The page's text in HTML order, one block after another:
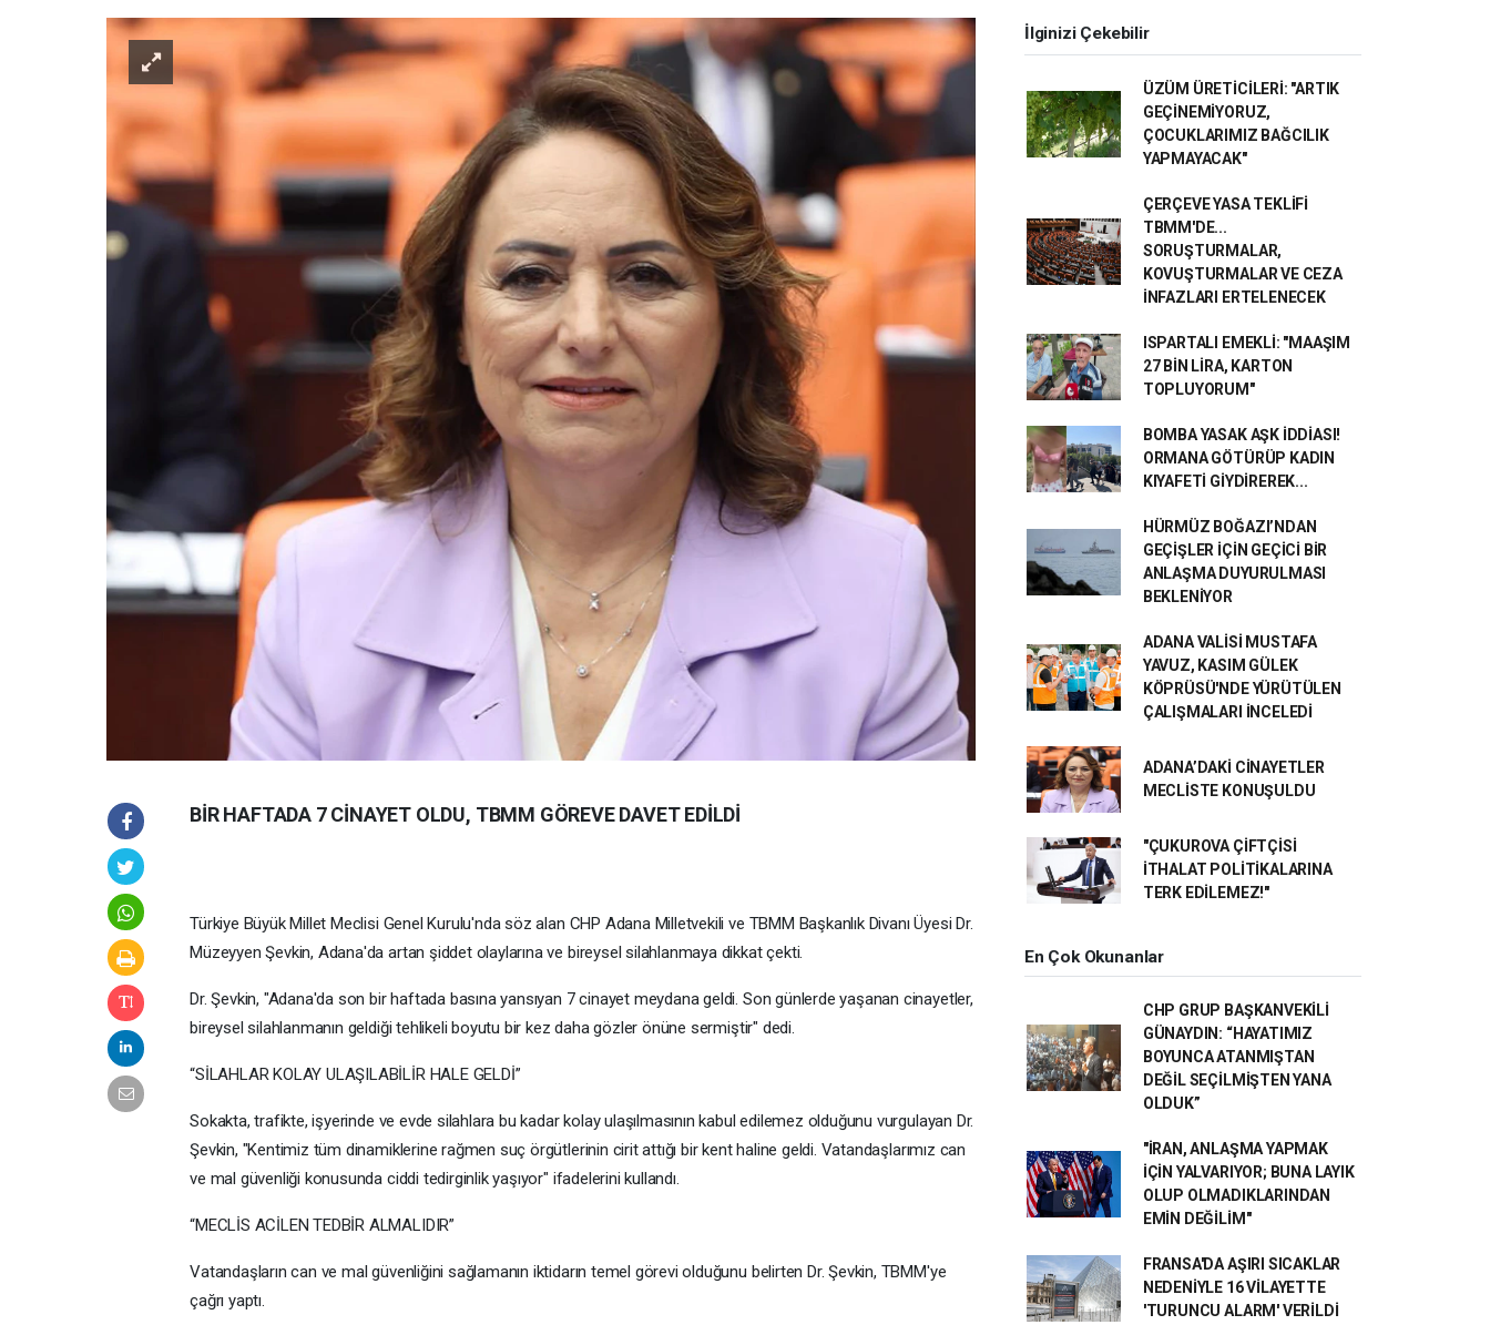
BİR HAFTADA 7 CİNAYET OLDU, TBMM GÖREVE DAVET EDİLDİ
Türkiye Büyük Millet Meclisi Genel Kurulu'nda söz alan CHP Adana Milletvekili ve TBMM Başkanlık Divanı Üyesi Dr.
Müzeyyen Şevkin, Adana'da artan şiddet olaylarına ve bireysel silahlanmaya dikkat çekti.
Dr. Şevkin, "Adana'da son bir haftada basına yansıyan 7 cinayet meydana geldi. Son günlerde yaşanan cinayetler,
bireysel silahlanmanın geldiği tehlikeli boyutu bir kez daha gözler önüne sermiştir" dedi.
“SİLAHLAR KOLAY ULAŞILABİLİR HALE GELDİ”
Sokakta, trafikte, işyerinde ve evde silahlara bu kadar kolay ulaşılmasının kabul edilemez olduğunu vurgulayan Dr.
Şevkin, "Kentimiz tüm dinamiklerine rağmen suç örgütlerinin cirit attığı bir kent haline geldi. Vatandaşlarımız can
ve mal güvenliği konusunda ciddi tedirginlik yaşıyor" ifadelerini kullandı.
“MECLİS ACİLEN TEDBİR ALMALIDIR”
Vatandaşların can ve mal güvenliğini sağlamanın iktidarın temel görevi olduğunu belirten Dr. Şevkin, TBMM'ye
çağrı yaptı.
İlginizi Çekebilir
ÜZÜM ÜRETİCİLERİ: "ARTIK
GEÇİNEMİYORUZ,
ÇOCUKLARIMIZ BAĞCILIK
YAPMAYACAK"
ÇERÇEVE YASA TEKLİFİ
TBMM'DE...
SORUŞTURMALAR,
KOVUŞTURMALAR VE CEZA
İNFAZLARI ERTELENECEK
ISPARTALI EMEKLİ: "MAAŞIM
27 BİN LİRA, KARTON
TOPLUYORUM"
BOMBA YASAK AŞK İDDİASI!
ORMANA GÖTÜRÜP KADIN
KIYAFETİ GİYDİREREK...
HÜRMÜZ BOĞAZI’NDAN
GEÇİŞLER İÇİN GEÇİCİ BİR
ANLAŞMA DUYURULMASI
BEKLENİYOR
ADANA VALİSİ MUSTAFA
YAVUZ, KASIM GÜLEK
KÖPRÜSÜ'NDE YÜRÜTÜLEN
ÇALIŞMALARI İNCELEDİ
ADANA’DAKİ CİNAYETLER
MECLİSTE KONUŞULDU
"ÇUKUROVA ÇİFTÇİSİ
İTHALAT POLİTİKALARINA
TERK EDİLEMEZ!"
En Çok Okunanlar
CHP GRUP BAŞKANVEKİLİ
GÜNAYDIN: “HAYATIMIZ
BOYUNCA ATANMIŞTAN
DEĞİL SEÇİLMİŞTEN YANA
OLDUK”
"İRAN, ANLAŞMA YAPMAK
İÇİN YALVARIYOR; BUNA LAYIK
OLUP OLMADIKLARINDAN
EMİN DEĞİLİM"
FRANSA'DA AŞIRI SICAKLAR
NEDENİYLE 16 VİLAYETTE
'TURUNCU ALARM' VERİLDİ